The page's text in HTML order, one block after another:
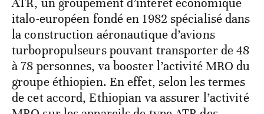
ATR, un groupement d’intérêt économique
italo-européen fondé en 1982 spécialisé dans
la construction aéronautique d’avions
turbopropulseurs pouvant transporter de 48
à 78 personnes, va booster l’activité MRO du
groupe éthiopien. En effet, selon les termes
de cet accord, Ethiopian va assurer l’activité